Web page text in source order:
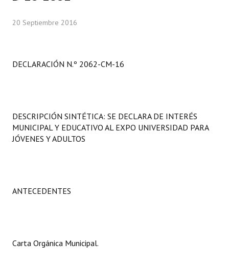
Comisiones Permanentes
LEGISLACIÓN
Constitución Nacional
Organigrama
20 Septiembre 2016
DECLARACIÓN N.º 2062-CM-16
DESCRIPCIÓN SINTÉTICA: SE DECLARA DE INTERÉS
MUNICIPAL Y EDUCATIVO AL EXPO UNIVERSIDAD PARA
JÓVENES Y ADULTOS
ANTECEDENTES
Carta Orgánica Municipal.